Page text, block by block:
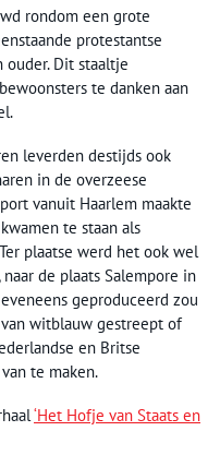
rondom een grote
protestantse
ouder. Dit staaltje
te danken aan
leverden destijds ook
in de overzeese
vanuit Haarlem maakte
te staan als
plaatse werd het ook wel
de plaats Salempore in
geproduceerd zou
witblauw gestreept of
en Britse
te maken.
‘Het Hofje van Staats en